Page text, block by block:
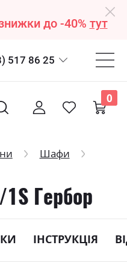
до -40% тут
517 86 25
0
Шафи
Гербор
ІНСТРУКЦІЯ